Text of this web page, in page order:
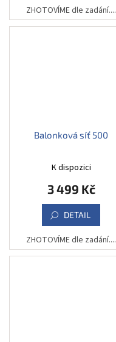
ZHOTOVÍME dle zadání....
Balonková síť 500
K dispozici
3 499 Kč
DETAIL
ZHOTOVÍME dle zadání....